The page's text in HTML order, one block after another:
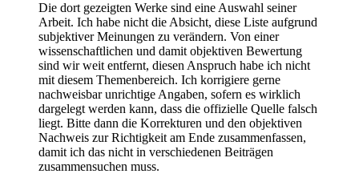
Die dort gezeigten Werke sind eine Auswahl seiner
Arbeit. Ich habe nicht die Absicht, diese Liste aufgrund
subjektiver Meinungen zu verändern. Von einer
wissenschaftlichen und damit objektiven Bewertung
sind wir weit entfernt, diesen Anspruch habe ich nicht
mit diesem Themenbereich. Ich korrigiere gerne
nachweisbar unrichtige Angaben, sofern es wirklich
dargelegt werden kann, dass die offizielle Quelle falsch
liegt. Bitte dann die Korrekturen und den objektiven
Nachweis zur Richtigkeit am Ende zusammenfassen,
damit ich das nicht in verschiedenen Beiträgen
zusammensuchen muss.